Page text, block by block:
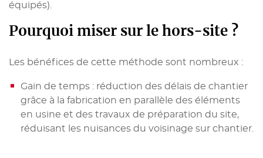
équipés).
Pourquoi miser sur le hors-site ?
Les bénéfices de cette méthode sont nombreux :
Gain de temps : réduction des délais de chantier
grâce à la fabrication en parallèle des éléments
en usine et des travaux de préparation du site,
réduisant les nuisances du voisinage sur chantier.